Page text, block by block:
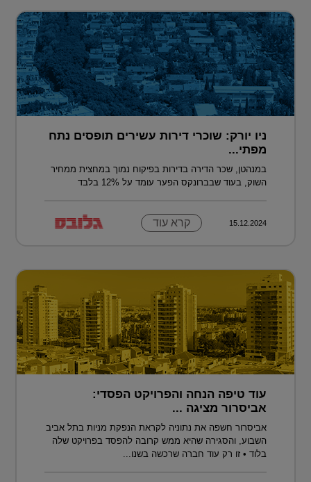
ניו יורק: שוכרי דירות עשירים תופסים נתח
מפתי...
במנהטן, שכר הדירה בדירות בפיקוח נמוך במחצית ממחיר
השוק, בעוד שבברונקס הפער עומד על 12% בלבד
15.12.2024 קרא עוד
עוד טיפה הנחה והפרויקט הפסדי:
אביסרור מציגה ...
אביסרור חשפה את נתוניה לקראת הנפקת מניות בתל אביב
השבוע, והסגירה שהיא ממש קרובה להפסד בפרויקט שלה
בלוד • זו רק עוד חברה שרכשה בשנו...